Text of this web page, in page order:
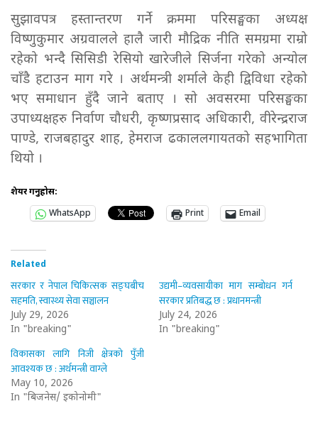
सुझावपत्र हस्तान्तरण गर्ने क्रममा परिसङ्घका अध्यक्ष
विष्णुकुमार अग्रवालले हालै जारी मौद्रिक नीति समग्रमा राम्रो
रहेको भन्दै सिसिडी रेसियो खारेजीले सिर्जना गरेको अन्योल
चाँडै हटाउन माग गरे । अर्थमन्त्री शर्माले केही द्विविधा रहेको
भए समाधान हुँदै जाने बताए । सो अवसरमा परिसङ्घका
उपाध्यक्षहरु निर्वाण चौधरी, कृष्णप्रसाद अधिकारी, वीरेन्द्रराज
पाण्डे, राजबहादुर शाह, हेमराज ढकाललगायतको सहभागिता
थियो ।
शेयर गर्नुहोस:
WhatsApp
Print Email
Related
सरकार र नेपाल चिकित्सक सङ्घबीच
सहमति, स्वास्थ्य सेवा सञ्चालन
July 29, 2026
In "breaking"
उद्यमी–व्यवसायीका माग सम्बोधन गर्न
सरकार प्रतिबद्ध छ : प्रधानमन्त्री
July 24, 2026
In "breaking"
विकासका लागि निजी क्षेत्रको पुँजी
आवश्यक छ : अर्थमन्त्री वाग्ले
May 10, 2026
In "बिजनेस/ इकोनोमी"